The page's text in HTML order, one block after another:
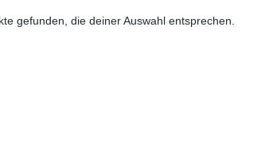
gefunden, die deiner Auswahl entsprechen.